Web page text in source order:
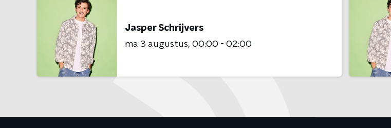
Jasper Schrijvers
ma 3 augustus 00:00 - 02:00